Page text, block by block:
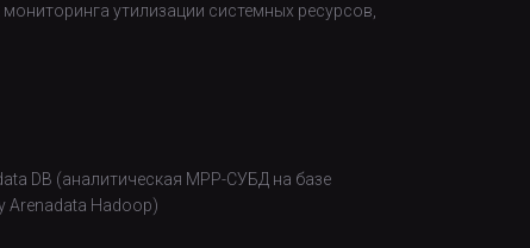
утилизации системных ресурсов,
DB (аналитическая MPP-СУБД на базе
Arenadata Hadoop)